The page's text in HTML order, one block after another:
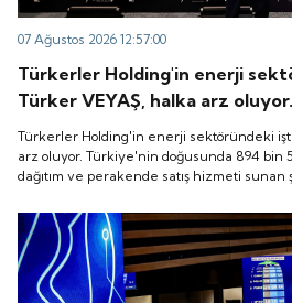
07 Ağustos 2026 12:57:00
Türkerler Holding'in enerji
Türker VEYAŞ, halka arz
doğusunda 894 bin 544
ve perakende satış hizmeti
Ağustos tarihleri arasında pay
Türkerler Holding'in enerji sektöründeki
arz oluyor. Türkiye'nin doğusunda 894
dağıtım ve perakende satış hizmeti sunan